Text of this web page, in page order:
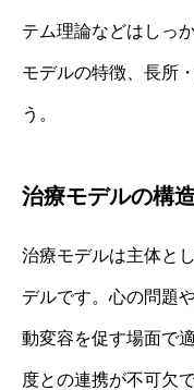
テム理論などはしっ
モデルの特徴、長所
う。
治療モデルの構
治療モデルは主体と
デルです。心の問題
動変容を促す場面で
度との連携が不可欠